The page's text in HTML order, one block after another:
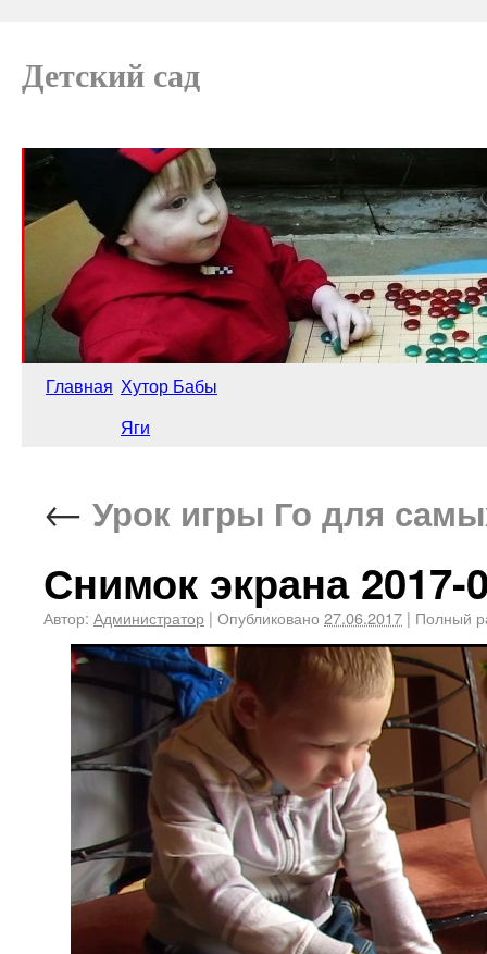
Детский сад
Главная Хутор Бабы
Яги
← Урок игры Го для
Снимок экрана 2017-
Автор: Администратор | Опубликовано 27.06.2017 | Полный